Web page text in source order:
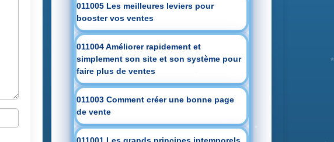
011005 Les meilleures leviers pour
booster vos ventes
011004 Améliorer rapidement et
simplement son site et son système pour
faire plus de ventes
011003 Comment créer une bonne page
de vente
011001 Les grands principes intemporels